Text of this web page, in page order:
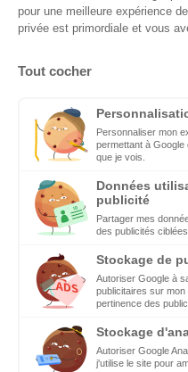
offres d’emploi des
Quels sont les décideurs qui
Copyright © 2026 - Tous
Qui sommes-nous ?
Contact
Conditions générales